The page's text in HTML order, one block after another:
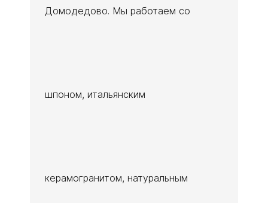
Домодедово. Мы работаем со
шпоном, итальянским
керамогранитом, натуральным